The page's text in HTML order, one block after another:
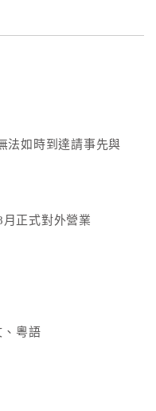
法如時到達請事先與
月正式對外營業
、粵語